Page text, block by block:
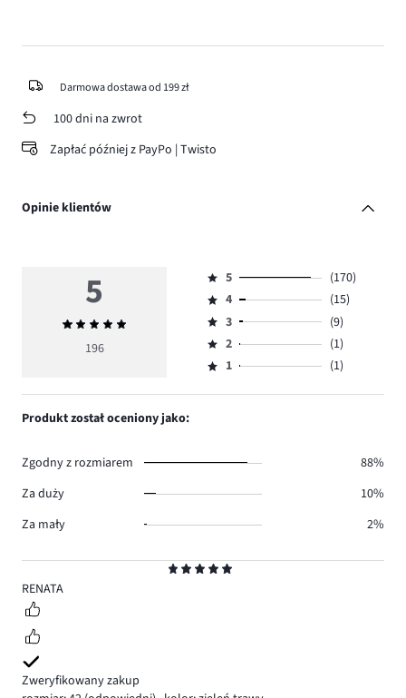
Darmowa dostawa od 199 zł
100 dni na zwrot
Zapłać później z PayPo | Twisto
Opinie klientów
5
RENATA
Zweryfikowany zakup
5
Średnia
ocena
196
Ocena
5,
ilość
głosów
170.
5
(170)
Ocena
4,
ilość
głosów
4
(15)
Ocena
3,
ilość
3
(9)
Ocena
2,
2
(1)
Ocena
1,
1 (1)
Produkt został oceniony jako:
Zgodny z rozmiarem
88%
Za duży
10%
Za mały
2%